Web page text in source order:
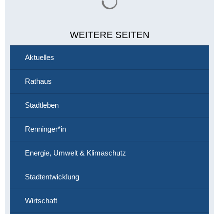
WEITERE SEITEN
Aktuelles
Rathaus
Stadtleben
Renninger*in
Energie, Umwelt & Klimaschutz
Stadtentwicklung
Wirtschaft